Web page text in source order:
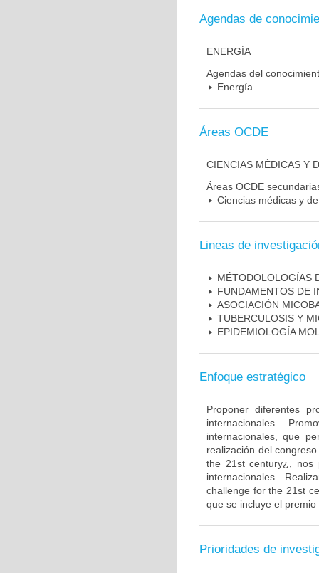
Agendas de
ENERGÍA
Agendas del
Energía
Áreas OCDE
CIENCIAS MÉDICAS Y
Áreas OCDE
Ciencias médicas y
Lineas de
MÉTODOLOLOGÍAS
FUNDAMENTOS DE
ASOCIACIÓN
TUBERCULOSIS Y
EPIDEMIOLOGÍA
Enfoque estratégico
Proponer diferentes
internacionales.
internacionales, que
realización del
the 21st century¿, nos
internacionales.
challenge for the 21st
que se incluye el
Prioridades de